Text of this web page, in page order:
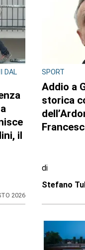
DAL
il
2026
SPORT
Addio a
storica
di
Stefano